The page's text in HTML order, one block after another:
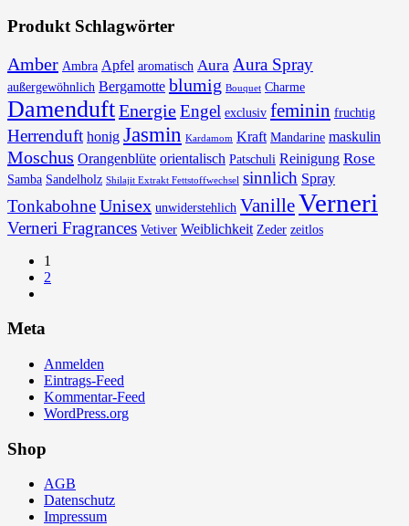
Produkt Schlagwörter
Amber Ambra Apfel aromatisch Aura Aura Spray
außergewöhnlich Bergamotte blumig Bouquet Charme
DamenduftEnergieEngel exclusiv feminin fruchtig
Herrenduft honig Jasmin Kardamom Kraft Mandarine maskulin
Moschus Orangenblüte orientalisch Patschuli Reinigung Rose
Samba Sandelholz Shilajit Extrakt Fettstoffwechsel sinnlich Spray
TonkabohneUnisex unwiderstehlich VanilleVerneri
Verneri Fragrances Vetiver Weiblichkeit Zeder zeitlos
1
2
Meta
Anmelden
Eintrags-Feed
Kommentar-Feed
WordPress.org
Shop
AGB
Datenschutz
Impressum